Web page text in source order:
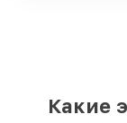
Какие